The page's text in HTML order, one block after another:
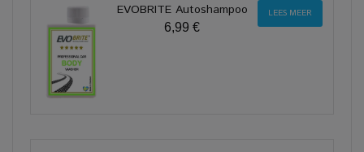
EVOBRITE Autoshampoo
6,99 €
LEES MEER